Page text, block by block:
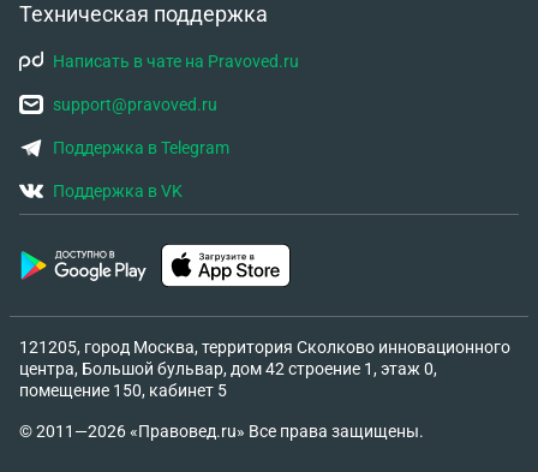
Техническая поддержка
Написать в чате на Pravoved.ru
support@pravoved.ru
Поддержка в Telegram
Поддержка в VK
121205, город Москва, территория Сколково инновационного
центра, Большой бульвар, дом 42 строение 1, этаж 0,
помещение 150, кабинет 5
© 2011—2026 «Правовед.ru» Все права защищены.